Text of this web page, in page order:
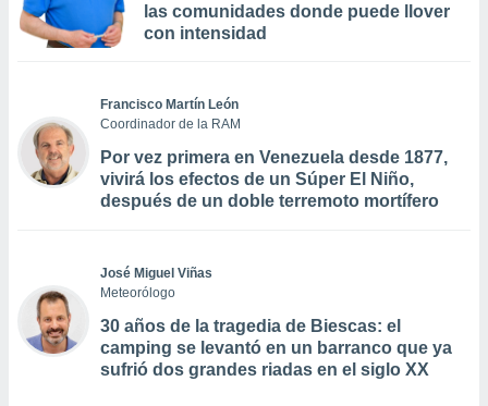
las comunidades donde puede llover
con intensidad
Francisco Martín León
Coordinador de la RAM
Por vez primera en Venezuela desde 1877,
vivirá los efectos de un Súper El Niño,
después de un doble terremoto mortífero
José Miguel Viñas
Meteorólogo
30 años de la tragedia de Biescas: el
camping se levantó en un barranco que ya
sufrió dos grandes riadas en el siglo XX